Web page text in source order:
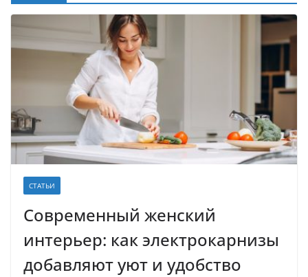
СТАТЬИ
Современный женский
интерьер: как электрокарнизы
добавляют уют и удобство